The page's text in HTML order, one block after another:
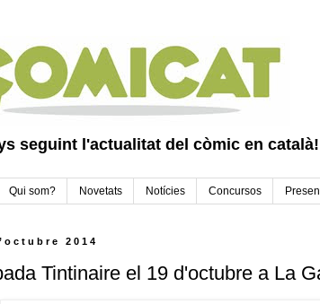
seguint l'actualitat del còmic en català!
Qui som? Novetats Notícies Concursos
2014
Tintinaire el 19 d'octubre a La